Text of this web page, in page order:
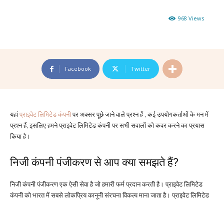
968 Views
Facebook Twitter
यहांप्राइवेट लिमिटेड कंपनीपर अक्सर पूछे जाने वाले प्रश्न हैं , कई उपयोगकर्ताओं के मन में
प्रश्न हैं, इसलिए हमने प्राइवेट लिमिटेड कंपनी पर सभी सवालों को कवर करने का प्रयास
किया है।
निजी कंपनी पंजीकरण से आप क्या समझते हैं?
निजी कंपनी पंजीकरण एक ऐसी सेवा है जो हमारी फर्म प्रदान करती है। प्राइवेट लिमिटेड
कंपनी को भारत में सबसे लोकप्रिय कानूनी संरचना विकल्प माना जाता है। प्राइवेट लिमिटेड